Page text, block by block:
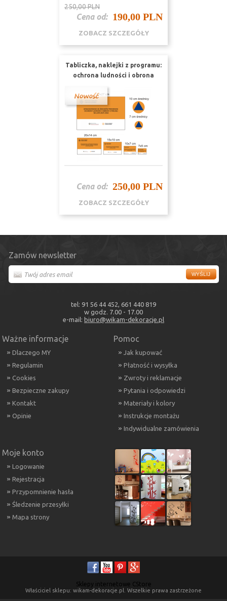
250,00 PLN
Cena od: 190,00 PLN
ZOBACZ SZCZEGÓŁY
Tabliczka, naklejki z programu:
ochrona ludności i obrona
cywilnej zestaw TI 6
Cena od: 250,00 PLN
ZOBACZ SZCZEGÓŁY
Zamów newsletter
tel: 91 56 44 452, 661 440 819
w godz. 7.00 - 17.00
e-mail: biuro@wikam-dekoracje.pl
Ważne informacje
Dlaczego MY
Regulamin
Cookies
Bezpieczne zakupy
Kontakt
Opinie
Pomoc
Jak kupować
Płatność i wysyłka
Zwroty i reklamacje
Pytania i odpowiedzi
Materiały i kolory
Instrukcje montażu
Indywidualne zamówienia
Moje konto
Logowanie
Rejestracja
Przypomnienie hasła
Śledzenie przesyłki
Mapa strony
Sklepy internetowe CStore
Właściciel sklepu: wikam-dekoracje.pl. Wszelkie prawa zastrzeżone